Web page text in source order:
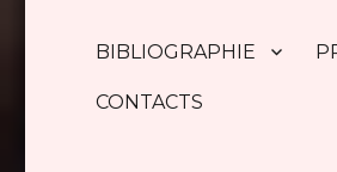
BIBLIOGRAPHIE
CONTACTS